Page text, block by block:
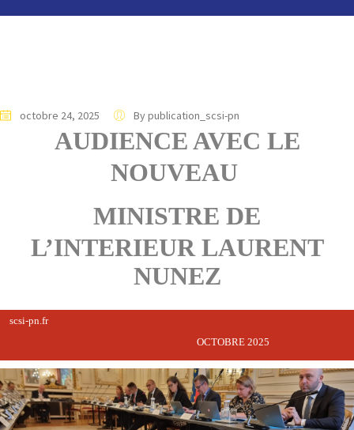
octobre 24, 2025 By publication_scsi-pn
AUDIENCE AVEC LE
NOUVEAU
MINISTRE DE
L’INTERIEUR LAURENT
NUNEZ
scsi-pn.fr
OCTOBRE 2025